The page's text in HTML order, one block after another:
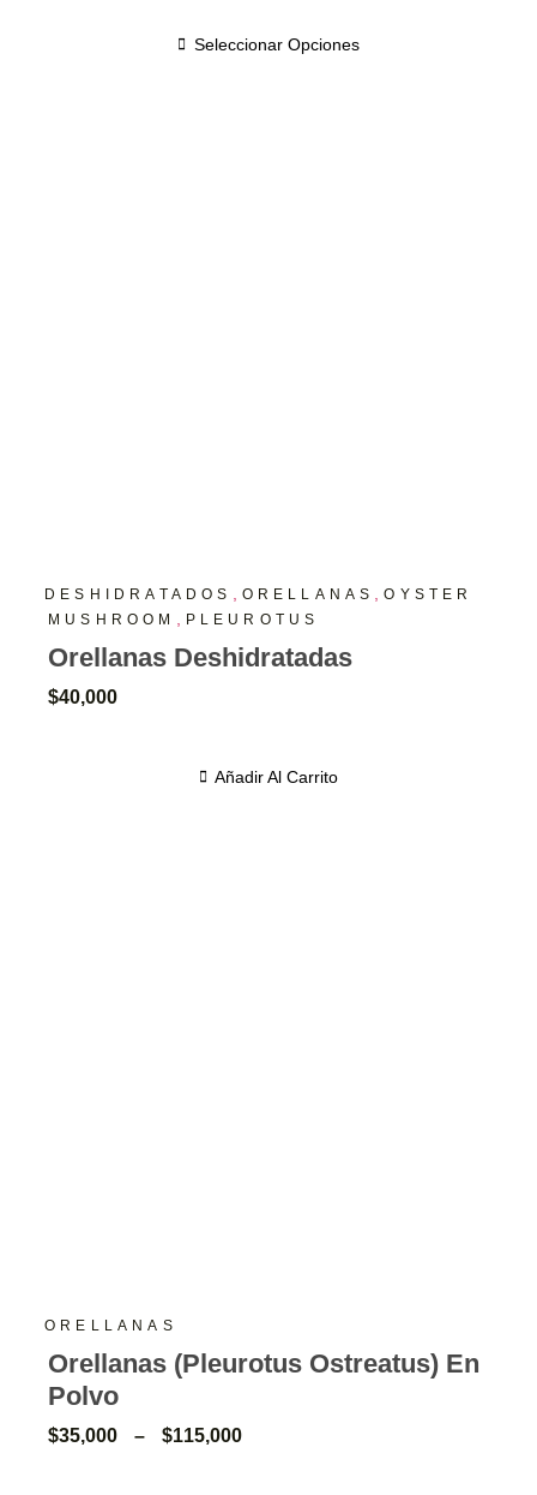
Seleccionar Opciones
DESHIDRATADOS ORELLANAS ,OYSTER
MUSHROOM
PLEUROTUS
Orellanas Deshidratadas
$40,000
Añadir Al Carrito
ORELLANAS
Orellanas (Pleurotus Ostreatus) En
Polvo
$35,000 – $115,000